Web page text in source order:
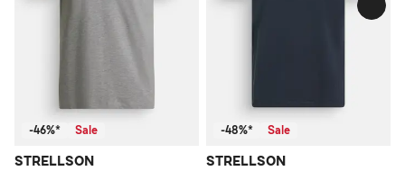
-46%* Sale
STRELLSON
-48%* Sale
STRELLSON